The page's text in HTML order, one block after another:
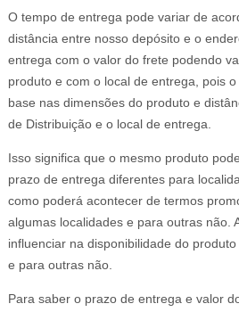
O tempo de entrega pode variar de
distância entre nosso depósito e o
entrega com o valor do frete podendo
produto e com o local de entrega, pois
base nas dimensões do produto e
de Distribuição e o local de entrega.
Isso significa que o mesmo produto
prazo de entrega diferentes para
como poderá acontecer de termos
algumas localidades e para outras não.
influenciar na disponibilidade do
e para outras não.
Para saber o prazo de entrega e valor